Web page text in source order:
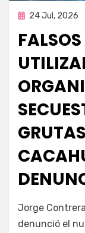
Publicada
24 Jul, 2026
Fernando
Jorge
denunció el